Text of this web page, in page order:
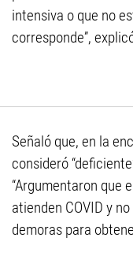
intensiva o que no
corresponde”,
Señaló que, en la
consideró
“Argumentaron que
atienden COVID y
demoras para